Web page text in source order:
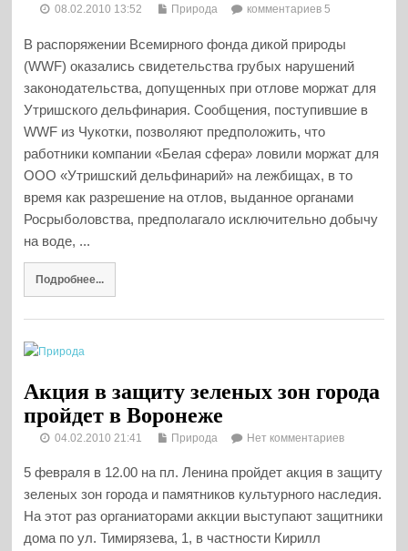
08.02.2010 13:52 Природа комментариев 5
В распоряжении Всемирного фонда дикой природы
(WWF) оказались свидетельства грубых нарушений
законодательства, допущенных при отлове моржат для
Утришского дельфинария. Сообщения, поступившие в
WWF из Чукотки, позволяют предположить, что
работники компании «Белая сфера» ловили моржат для
ООО «Утришский дельфинарий» на лежбищах, в то
время как разрешение на отлов, выданное органами
Росрыболовства, предполагало исключительно добычу
на воде, ...
Подробнее...
Акция в защиту зеленых зон города
пройдет в Воронеже
04.02.2010 21:41 Природа Нет комментариев
5 февраля в 12.00 на пл. Ленина пройдет акция в защиту
зеленых зон города и памятников культурного наследия.
На этот раз органиаторами аккции выступают защитники
дома по ул. Тимирязева, 1, в частности Кирилл